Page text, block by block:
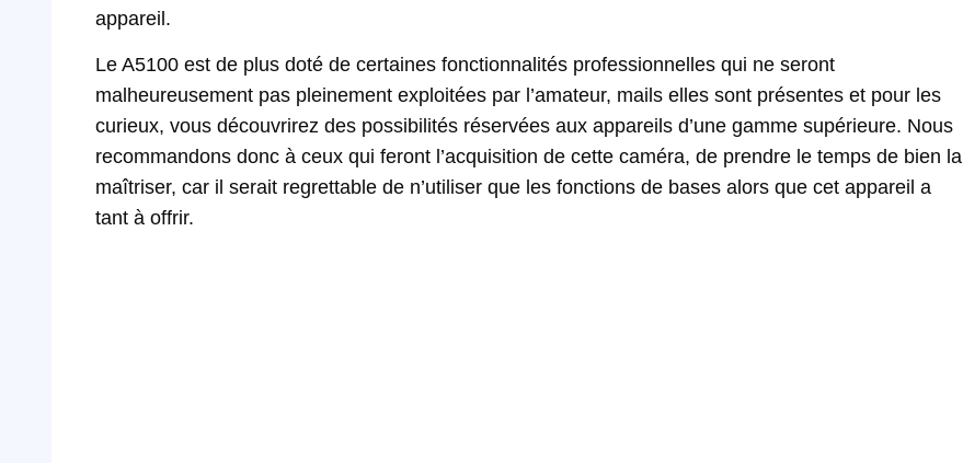
appareil.
Le A5100 est de plus doté de certaines fonctionnalités professionnelles qui ne seront
malheureusement pas pleinement exploitées par l’amateur, mails elles sont présentes et pour les
curieux, vous découvrirez des possibilités réservées aux appareils d’une gamme supérieure. Nous
recommandons donc à ceux qui feront l’acquisition de cette caméra, de prendre le temps de bien la
maîtriser, car il serait regrettable de n’utiliser que les fonctions de bases alors que cet appareil a
tant à offrir.